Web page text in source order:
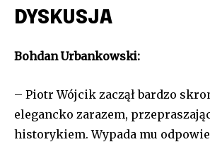
DYSKUSJA
Bohdan Urbankowski:
– Piotr Wójcik zaczął bardzo
elegancko zarazem,
historykiem. Wypada mu